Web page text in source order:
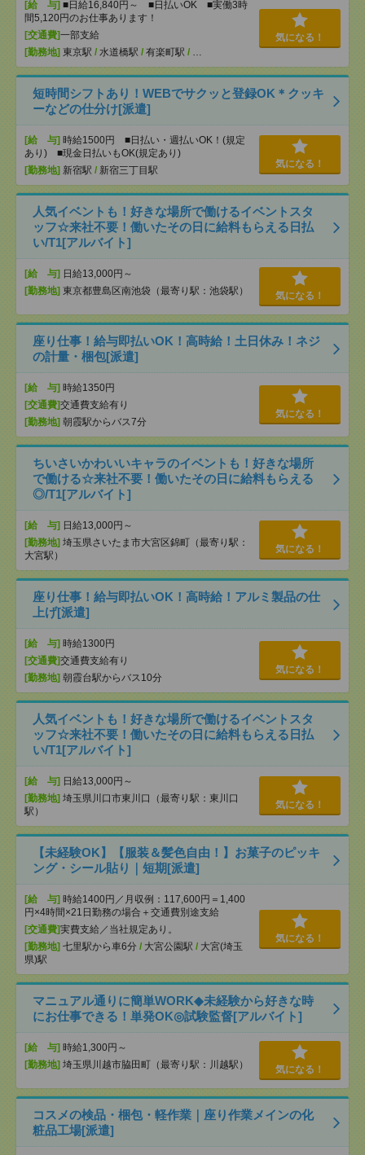
[給 与] ■日給16,840円～ ■日払いOK ■実働3時
間5,120円のお仕事あります！
[交通費]一部支給
[勤務地] 東京駅 / 水道橋駅 / 有楽町駅 / …
気になる！
短時間シフトあり！WEBでサクッと登録OK＊クッキ
ーなどの仕分け[派遣]
[給 与] 時給1500円 ■日払い・週払いOK！(規定
あり) ■現金日払いもOK(規定あり)
[勤務地] 新宿駅 / 新宿三丁目駅
気になる！
人気イベントも！好きな場所で働けるイベントスタ
ッフ☆来社不要！働いたその日に給料もらえる日払
い/T1[アルバイト]
[給 与] 日給13,000円～
[勤務地] 東京都豊島区南池袋（最寄り駅：池袋駅） 気になる！
座り仕事！給与即払いOK！高時給！土日休み！ネジ
の計量・梱包[派遣]
[給 与] 時給1350円
[交通費]交通費支給有り
[勤務地] 朝霞駅からバス7分
気になる！
ちいさいかわいいキャラのイベントも！好きな場所
で働ける☆来社不要！働いたその日に給料もらえる
◎/T1[アルバイト]
[給 与] 日給13,000円～
[勤務地] 埼玉県さいたま市大宮区錦町（最寄り駅：
大宮駅）
気になる！
座り仕事！給与即払いOK！高時給！アルミ製品の仕
上げ[派遣]
[給 与] 時給1300円
[交通費]交通費支給有り
[勤務地] 朝霞台駅からバス10分
気になる！
人気イベントも！好きな場所で働けるイベントスタ
ッフ☆来社不要！働いたその日に給料もらえる日払
い/T1[アルバイト]
[給 与] 日給13,000円～
[勤務地] 埼玉県川口市東川口（最寄り駅：東川口
駅）
気になる！
【未経験OK】【服装＆髪色自由！】お菓子のピッキ
ング・シール貼り｜短期[派遣]
[給 与] 時給1400円／月収例：117,600円＝1,400
円×4時間×21日勤務の場合＋交通費別途支給
[交通費]実費支給／当社規定あり。
[勤務地] 七里駅から車6分 / 大宮公園駅 / 大宮(埼玉
県)駅
気になる！
マニュアル通りに簡単WORK◆未経験から好きな時
にお仕事できる！単発OK◎試験監督[アルバイト]
[給 与] 時給1,300円～
[勤務地] 埼玉県川越市脇田町（最寄り駅：川越駅） 気になる！
コスメの検品・梱包・軽作業｜座り作業メインの化
粧品工場[派遣]